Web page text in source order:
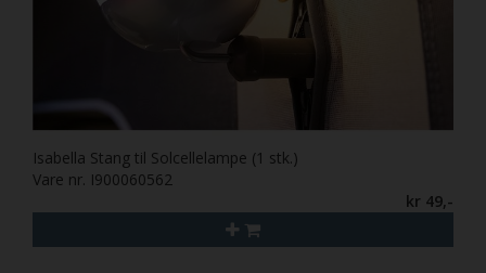
Isabella Stang til Solcellelampe (1 stk.)
Vare nr. I900060562
kr 49,-